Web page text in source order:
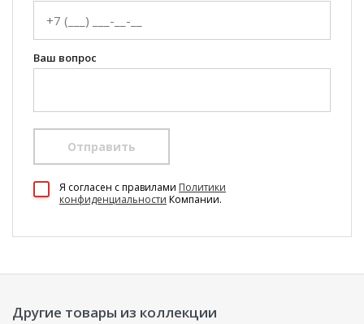
Ваш вопрос
Отправить
Я согласен c правилами Политики
конфиденциальности Компании.
Другие товары из коллекции